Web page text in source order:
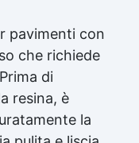
pavimenti con
che richiede
di
resina, è
la